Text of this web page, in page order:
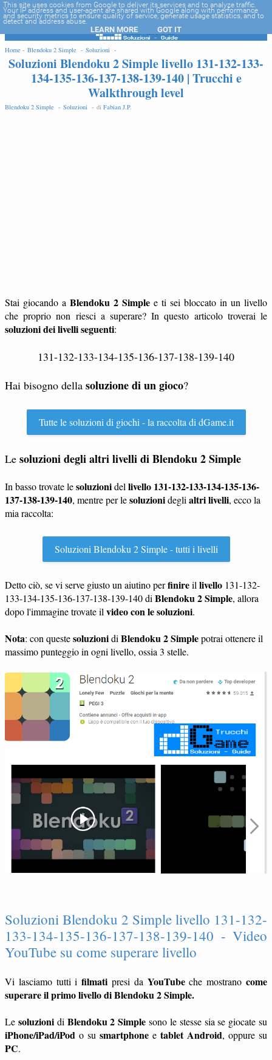
-->
Home - Blendoku 2 Simple - Soluzioni -
Soluzioni Blendoku 2 Simple livello 131-132-133-
134-135-136-137-138-139-140 | Trucchi e
Walkthrough level
Blendoku 2 Simple - Soluzioni - di Fabian J.P.
Stai giocando a Blendoku 2 Simple e ti sei bloccato in un livello
che proprio non riesci a superare? In questo articolo troverai le
soluzioni dei livelli seguenti:
131-132-133-134-135-136-137-138-139-140
Hai bisogno della soluzione di un gioco?
Tutte le soluzioni di giochi - la raccolta di dGame.it
Le soluzioni degli altri livelli diBlendoku 2 Simple
In basso trovate lesoluzionidel livello 131-132-133-134-135-136-
137-138-139-140, mentre per lesoluzionidegli altri livelli, ecco la
mia raccolta:
Soluzioni Blendoku 2 Simple - tutti i livelli
Detto ciò, se vi serve giusto un aiutino perfinireil livello 131-132-
133-134-135-136-137-138-139-140 di Blendoku 2 Simple, allora
dopo l'immagine trovate il video con le soluzioni.
Nota: con questesoluzionidi Blendoku 2 Simplepotrai ottenere il
massimo punteggio in ogni livello, ossia 3 stelle.
Soluzioni Blendoku 2 Simple livello 131-132-
133-134-135-136-137-138-139-140 - Video
YouTube su come superare livello
Vi lasciamo tutti ifilmati presi da YouTubeche mostranocome
superare il primo livello di Blendoku 2 Simple.
Le soluzionidi Blendoku 2 Simple sono le stesse sia se giocate su
iPhone/iPad/iPod o su smartphone e tablet Android, oppure su
PC.
EDIT
This site uses cookies from Google to deliver its services and to analyze traffic.
Your IP address and user-agent are shared with Google along with performance
and security metrics to ensure quality of service, generate usage statistics, and to
detect and address abuse.
LEARN MORE GOT IT